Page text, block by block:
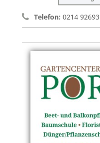
Telefon: 0214 92693